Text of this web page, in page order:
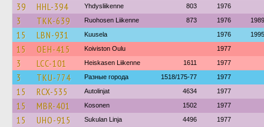
39 HHL-394 Yhdysliikenne 803 1976
3 TKK-639 Ruohosen Liikenne 873 1976 1989
15 LBN-931 Kuusela 1976 1995
15 OEH-415 Koiviston Oulu 1977
3 LCC-101 Heiskasen Liikenne 1611 1977
3 TKU-774 Разные города 1518/175-77 1977
15 RCX-535 Autolinjat 4634 1977
15 MBR-401 Kosonen 1502 1977
15 UHO-915 Sukulan Linja 4496 1977